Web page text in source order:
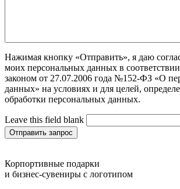
Нажимая кнопку «Отправить», я даю
моих персональных данных в
законом от 27.07.2006 года №152-ФЗ «О
данных» на условиях и для целей,
обработки персональных данных.
Leave this field blank
Отправить запрос
Корпортивные подарки
и бизнес-сувениры с логотипом